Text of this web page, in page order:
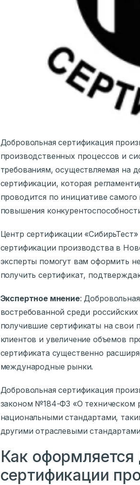
Добровольная сертификация
производственных процессов и
требованиям, осуществляемая на
сертификации, которая
проводится по инициативе
повышения
Центр сертификации
сертификации производства в
эксперты помогут вам оформить
получить сертификат,
Экспертное мнение:
востребованной среди
получившие сертификаты на свои
клиентов и увеличение объемов
сертификата существенно
международные рынки.
Добровольная сертификация
законом №184-ФЗ «О техническом
национальными стандартами,
другими отраслевыми
Как
сертификации